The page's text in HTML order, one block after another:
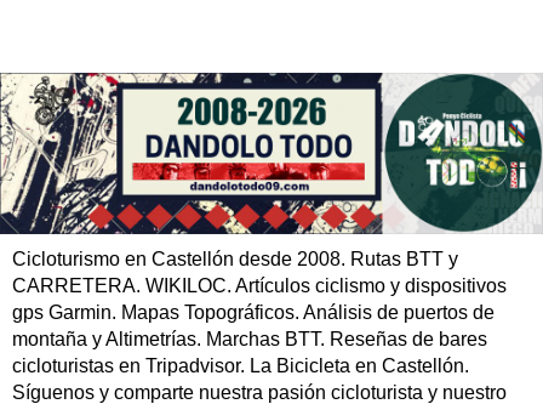
Cicloturismo en Castellón desde 2008. Rutas BTT y
CARRETERA. WIKILOC. Artículos ciclismo y dispositivos
gps Garmin. Mapas Topográficos. Análisis de puertos de
montaña y Altimetrías. Marchas BTT. Reseñas de bares
cicloturistas en Tripadvisor. La Bicicleta en Castellón.
Síguenos y comparte nuestra pasión cicloturista y nuestro